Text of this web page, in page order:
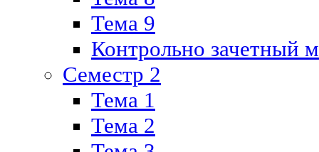
Тема 9
Контрольно зачетный
Семестр 2
Тема 1
Тема 2